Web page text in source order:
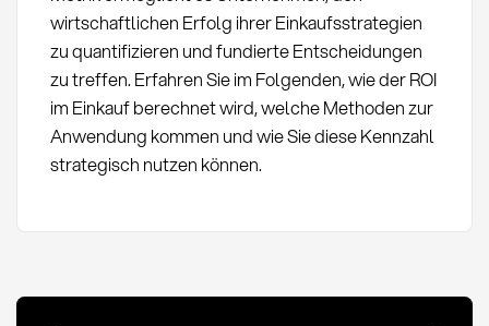
wirtschaftlichen Erfolg ihrer Einkaufsstrategien
zu quantifizieren und fundierte Entscheidungen
zu treffen. Erfahren Sie im Folgenden, wie der ROI
im Einkauf berechnet wird, welche Methoden zur
Anwendung kommen und wie Sie diese Kennzahl
strategisch nutzen können.